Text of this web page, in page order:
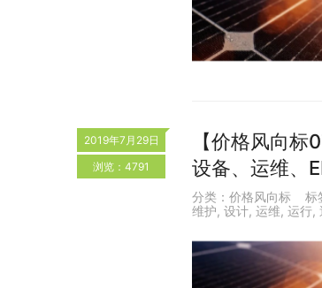
2019年7月29日
浏览：4791
【价格风向
设备、运维、
分类： 价格风向标 标
维护, 设计, 运维, 运行,